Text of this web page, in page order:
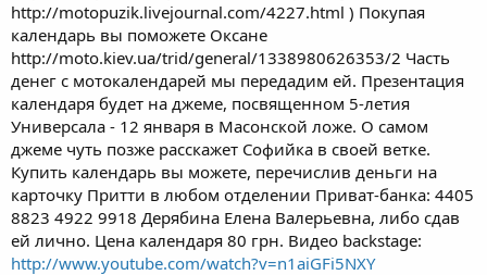
http://motopuzik.livejournal.com/4227.html ) Покупая
календарь вы поможете Оксане
http://moto.kiev.ua/trid/general/1338980626353/2 Часть
денег с мотокалендарей мы передадим ей. Презентация
календаря будет на джеме, посвященном 5-летия
Универсала - 12 января в Масонской ложе. О самом
джеме чуть позже расскажет Софийка в своей ветке.
Купить календарь вы можете, перечислив деньги на
карточку Притти в любом отделении Приват-банка: 4405
8823 4922 9918 Дерябина Елена Валерьевна, либо сдав
ей лично. Цена календаря 80 грн. Видео backstage:
http://www.youtube.com/watch?v=n1aiGFi5NXY